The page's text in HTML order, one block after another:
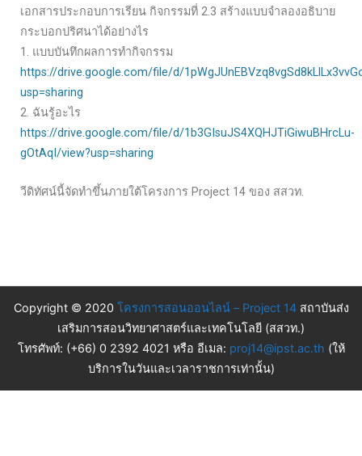
เอกสารประกอบการเรียน กิจกรรมที่ 2.3 สร้างแบบจำลองอธิบาย
กระบอกปริศนาได้อย่างไร
1. แบบบันทึกผลการทำกิจกรรม
https://drive.google.com/file/d/
usp=sharing
2. ฉันรู้อะไร
https://drive.google.com/file/d/1b3GIsuJS4XQHJTiGiwuBHrcLu-
gOtAqI/view?usp=sharing
วีดิทัศน์นี้จัดทำขึ้นภายใต้โครงการ Project 14 ของ สสวท.
Copyright © 2020 โครงการสอนออนไลน์ – Project 14สถาบันส่ง
เสริมการสอนวิทยาศาสตร์และเทคโนโลยี (สสวท.)
โทรศัพท์: (+66) 0 2392 4021 หรือ อีเมล: proj14@ipst.ac.th (ให้
บริการในวันและเวลาราชการเท่านั้น)